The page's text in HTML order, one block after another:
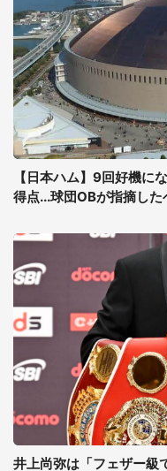
【日本ハム】9回好機に
得点...球団OBが指摘した
井上尚弥は「フェザー級